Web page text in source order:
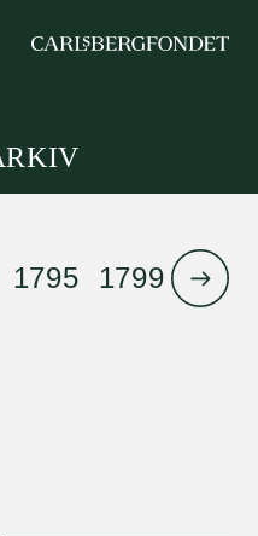
1795 1799 1801